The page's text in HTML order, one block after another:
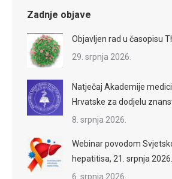
Zadnje objave
Objavljen rad u časopisu
29. srpnja 2026.
Natječaj Akademije
Hrvatske za dodjelu
8. srpnja 2026.
Webinar povodom
hepatitisa, 21. srpnja
6. srpnja 2026.